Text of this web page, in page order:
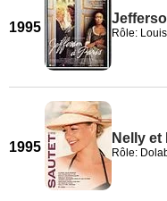
1995 Rôle: Louis
1995
Nelly et
Rôle: